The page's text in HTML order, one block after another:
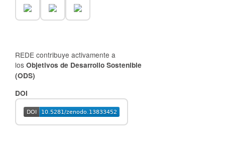
REDE contribuye activamente a
los Objetivos de Desarrollo Sostenible
(ODS)
DOI